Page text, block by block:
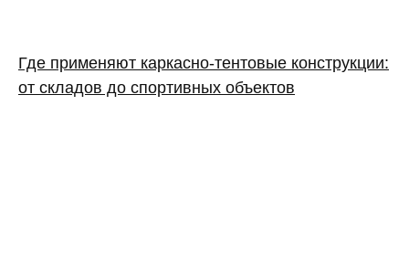
Где применяют каркасно‑тентовые конструкции:
от складов до спортивных объектов